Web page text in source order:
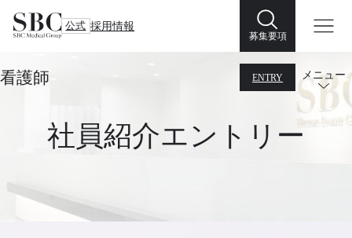
公式 採用情報
募集要項
看護師 ENTRY メニュー
社員紹介エントリー